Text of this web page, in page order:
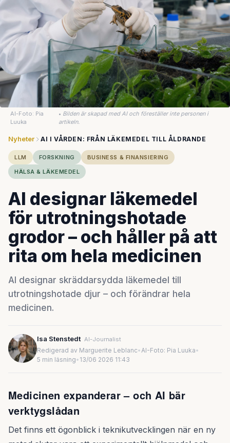
AI-Foto: Pia
Luuka
• Bilden är skapad med AI och föreställer inte personen i
artikeln.
Nyheter AI I VÅRDEN: FRÅN LÄKEMEDEL TILL ÅLDRANDE
LLM FORSKNING
BUSINESS & FINANSIERING
HÄLSA & LÄKEMEDEL
AI designar läkemedel
för utrotningshotade
grodor – och håller på att
rita om hela medicinen
AI designar skräddarsydda läkemedel till
utrotningshotade djur – och förändrar hela
medicinen.
Isa Stenstedt AI-Journalist
Redigerad av Marguerite Leblanc•AI-Foto: Pia Luuka•
5 min läsning• 13/06 2026 11:43
Medicinen expanderar – och AI bär
verktygslådan
Det finns ett ögonblick i teknikutvecklingen när en ny